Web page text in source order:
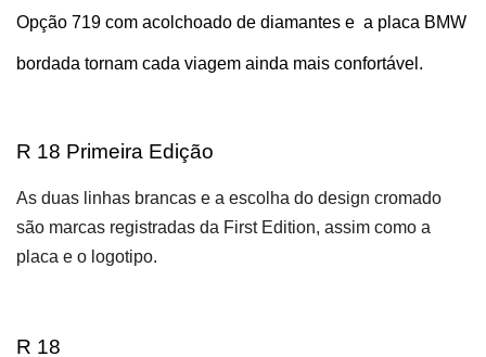
Opção 719 com acolchoado de diamantes e  a placa BMW
bordada tornam cada viagem ainda mais confortável.
R 18 Primeira Edição
As duas linhas brancas e a escolha do design cromado
são marcas registradas da First Edition, assim como a
placa e o logotipo.
R 18